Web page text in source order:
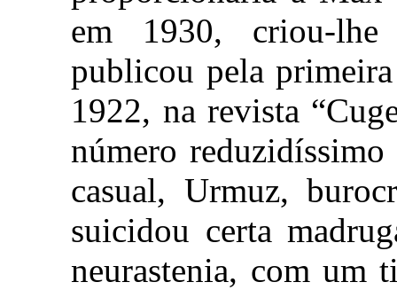
em 1930, criou-
publicou pela
1922, na revista
número
casual, Urmuz,
suicidou certa
neurastenia, com um